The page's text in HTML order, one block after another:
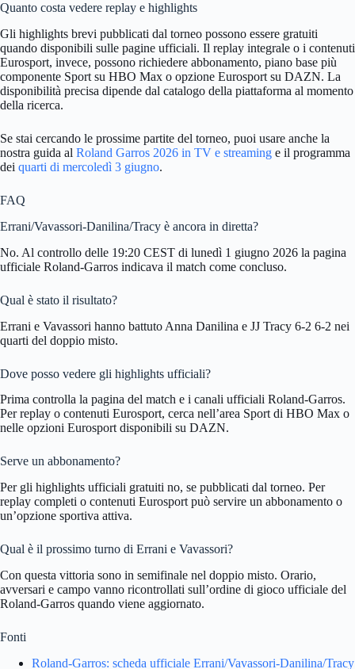
Quanto costa vedere replay e highlights
Gli highlights brevi pubblicati dal torneo possono essere gratuiti
quando disponibili sulle pagine ufficiali. Il replay integrale o i contenuti
Eurosport, invece, possono richiedere abbonamento, piano base più
componente Sport su HBO Max o opzione Eurosport su DAZN. La
disponibilità precisa dipende dal catalogo della piattaforma al momento
della ricerca.
Se stai cercando le prossime partite del torneo, puoi usare anche la
nostra guida al Roland Garros 2026 in TV e streaming e il programma
dei quarti di mercoledì 3 giugno.
FAQ
Errani/Vavassori-Danilina/Tracy è ancora in diretta?
No. Al controllo delle 19:20 CEST di lunedì 1 giugno 2026 la pagina
ufficiale Roland-Garros indicava il match come concluso.
Qual è stato il risultato?
Errani e Vavassori hanno battuto Anna Danilina e JJ Tracy 6-2 6-2 nei
quarti del doppio misto.
Dove posso vedere gli highlights ufficiali?
Prima controlla la pagina del match e i canali ufficiali Roland-Garros.
Per replay o contenuti Eurosport, cerca nell’area Sport di HBO Max o
nelle opzioni Eurosport disponibili su DAZN.
Serve un abbonamento?
Per gli highlights ufficiali gratuiti no, se pubblicati dal torneo. Per
replay completi o contenuti Eurosport può servire un abbonamento o
un’opzione sportiva attiva.
Qual è il prossimo turno di Errani e Vavassori?
Con questa vittoria sono in semifinale nel doppio misto. Orario,
avversari e campo vanno ricontrollati sull’ordine di gioco ufficiale del
Roland-Garros quando viene aggiornato.
Fonti
Roland-Garros: scheda ufficiale Errani/Vavassori-Danilina/Tracy